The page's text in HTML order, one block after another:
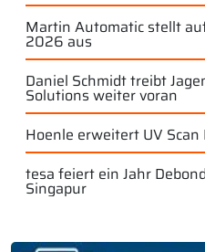
Martin Automatic stellt
2026 aus
Daniel Schmidt treibt
Solutions weiter voran
Hoenle erweitert UV
tesa feiert ein Jahr
Singapur